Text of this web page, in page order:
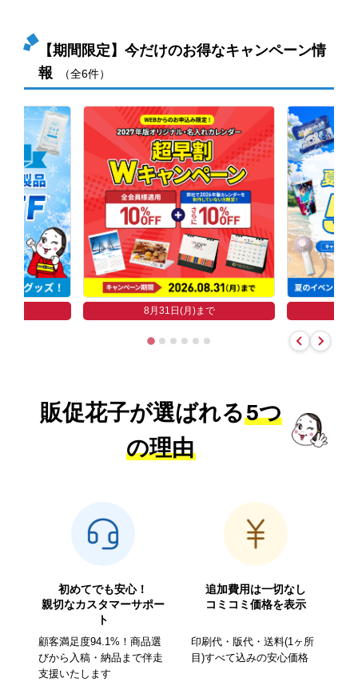
【期間限定】今だけのお得なキャンペーン情
報
（全6件）
8月31日(月)まで
販促花子が選ばれる5つ
の理由
初めてでも安心！
親切なカスタマーサポー
ト
顧客満足度94.1%！商品選
びから入稿・納品まで伴走
支援いたします
追加費用は一切なし
コミコミ価格を表示
印刷代・版代・送料(1ヶ所
目)すべて込みの安心価格